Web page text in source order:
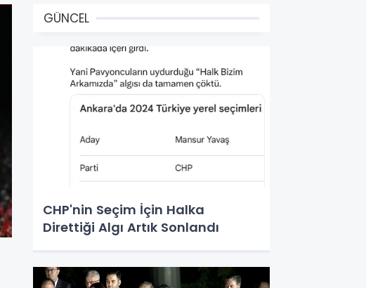
GÜNCEL
CHP'nin Seçim İçin Halka
Direttiği Algı Artık Sonlandı